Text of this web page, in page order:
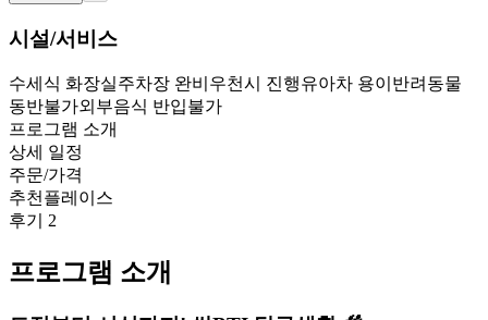
시설/서비스
수세식 화장실주차장 완비 우천시 진행유아차 용이 반려동물
동반불가외부음식 반입불가
프로그램 소개
상세 일정
주문/가격
추천플레이스
후기 2
프로그램 소개